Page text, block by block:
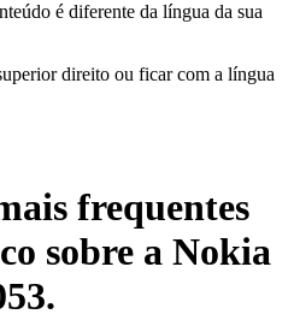
é diferente da língua da sua
direito ou ficar com a língua
frequentes
sobre a Nokia